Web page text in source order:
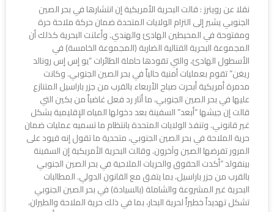
نقلا عن رويترز : قالت البحرية الأمريكية إن انتشارها في بحر الصين
الجنوبي يشير إلى التزام الولايات المتحدة ضمان حركة ملاحة حرة
ومفتوحة في المحيطين الهادئ والهندي. وأعلنت البحرية كذلك أن
المجموعة البحرية القتالية الضاربة (المجموعة الخامسة) في
الأسطول الهادئ، والتي تقودها حاملة الطائرات “يو إس إس رونالد
ريغن” تقوم بعمليات أمنية حالياً في بحر الصين الجنوبي. وكانت
مدمرة أمريكية أبحرت صباح الأربعاء بالقرب من جزر باراسيل المتنازع
عليها في بحر الصين الجنوبي، ما أثار رد فعل غاضباً من بكين التي
قالت إن جيشها “أبعد” السفينة بعد دخولها المياه الإقليمية بشكل
غير قانوني. وتنفذ الولايات المتحدة بانتظام ما تسميه عمليات ضمان
حرية الملاحة في بحر الصين الجنوبي، متحدية ما تقول إنه قيود على
المرور تفرضها الصين وآخرون. وقالت البحرية الأمريكية إن السفينة
بينفولد “أكدت الحقوق والحريات الملاحية في بحر الصين الجنوبي
بالقرب من جزر باراسيل، بما يتفق مع القانون الدولي. المطالبات
البحرية غير المشروعة والشاملة (بالسيادة) في بحر الصين الجنوبي
تشكل تهديداً خطيراً لحرية البحار، بما في ذلك حرية الملاحة والطيران،